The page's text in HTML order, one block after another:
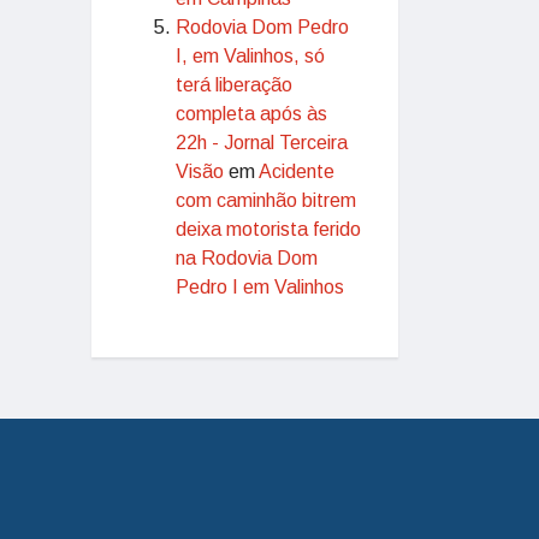
Rodovia Dom Pedro
I, em Valinhos, só
terá liberação
completa após às
22h - Jornal Terceira
Visão emAcidente
com caminhão bitrem
deixa motorista ferido
na Rodovia Dom
Pedro I em Valinhos